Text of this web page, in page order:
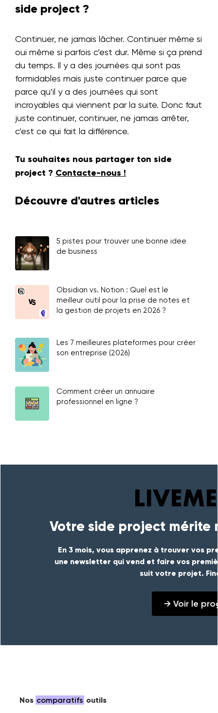
side project ?
Continuer, ne jamais lâcher. Continuer même si
oui même si parfois c’est dur. Même si ça prend
du temps. Il y a des journées qui sont pas
formidables mais juste continuer parce que
parce qu’il y a des journées qui sont
incroyables qui viennent par la suite. Donc faut
juste continuer, continuer, ne jamais arrêter,
c’est ce qui fait la différence.
Tu souhaites nous partager ton side
project ? Contacte-nous !
Découvre d'autres articles
5 pistes pour trouver une bonne idee
de business
Obsidian vs. Notion : Quel est le
meilleur outil pour la prise de notes et
la gestion de projets en 2026 ?
Les 7 meilleures plateformes pour créer
son entreprise (2026)
Comment créer un annuaire
professionnel en ligne ?
Votre side project mérite
En 3 mois, vous apprenez à trouver vos
une newsletter qui vend et faire vos
suit votre projet.
→ Voir le
Nos comparatifs outils